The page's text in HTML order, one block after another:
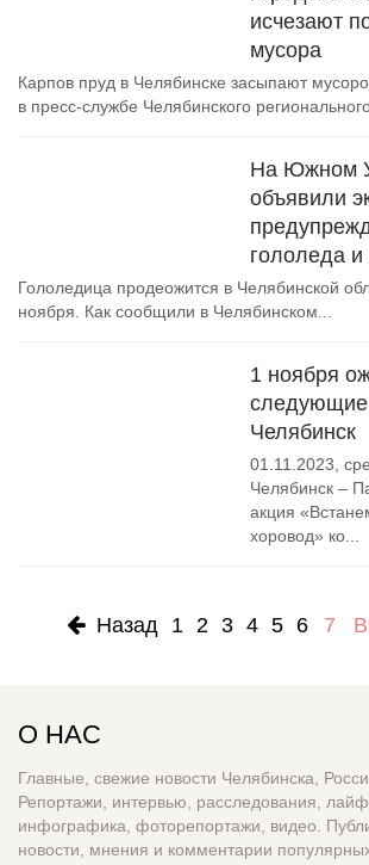
исчезают
мусора
Карпов пруд в Челябинске засыпают
в пресс-службе Челябинского
На Южном
объявили
гололеда и
Гололедица продеожится в Челябинской
ноября. Как сообщили в Челябинском...
1 ноября
следующие
Челябинск
01.11.2023,
Челябинск –
акция
хоровод» ко...
Назад 1 2 3 4 5 6 7
О НАС
Главные, свежие новости Челябинска,
Репортажи, интервью, расследования,
инфографика, фоторепортажи, видео.
новости, мнения и комментарии